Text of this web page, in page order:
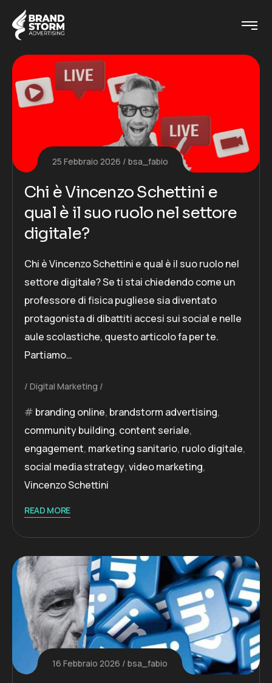
25 Febbraio 2026 bsa_fabio
Chi è Vincenzo Schettini e
qual è il suo ruolo nel settore
digitale?
Chi è Vincenzo Schettini e qual è il suo ruolo nel
settore digitale? Se ti stai chiedendo come un
professore di fisica pugliese sia diventato
protagonista di dibattiti accesi sui social e nelle
aule scolastiche, questo articolo fa per te.
Partiamo…
Digital Marketing
branding online, brandstorm advertising,
community building, content seriale,
engagement, marketing sanitario, ruolo digitale,
social media strategy,video marketing,
Vincenzo Schettini
READ MORE
16 Febbraio 2026 bsa_fabio